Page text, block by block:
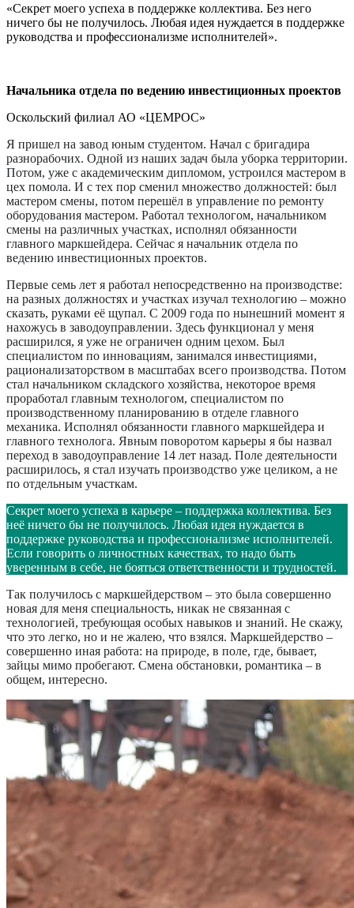
«Секрет моего успеха в поддержке коллектива. Без него
ничего бы не получилось. Любая идея нуждается в поддержке
руководства и профессионализме исполнителей».
Начальника отдела по ведению инвестиционных проектов
Оскольский филиал АО «ЦЕМРОС»
Я пришел на завод юным студентом. Начал с бригадира
разнорабочих. Одной из наших задач была уборка территории.
Потом, уже с академическим дипломом, устроился мастером в
цех помола. И с тех пор сменил множество должностей: был
мастером смены, потом перешёл в управление по ремонту
оборудования мастером. Работал технологом, начальником
смены на различных участках, исполнял обязанности
главного маркшейдера. Сейчас я начальник отдела по
ведению инвестиционных проектов.
Первые семь лет я работал непосредственно на производстве:
на разных должностях и участках изучал технологию – можно
сказать, руками её щупал. С 2009 года по нынешний момент я
нахожусь в заводоуправлении. Здесь функционал у меня
расширился, я уже не ограничен одним цехом. Был
специалистом по инновациям, занимался инвестициями,
рационализаторством в масштабах всего производства. Потом
стал начальником складского хозяйства, некоторое время
проработал главным технологом, специалистом по
производственному планированию в отделе главного
механика. Исполнял обязанности главного маркшейдера и
главного технолога. Явным поворотом карьеры я бы назвал
переход в заводоуправление 14 лет назад. Поле деятельности
расширилось, я стал изучать производство уже целиком, а не
по отдельным участкам.
Секрет моего успеха в карьере – поддержка коллектива. Без
неё ничего бы не получилось. Любая идея нуждается в
поддержке руководства и профессионализме исполнителей.
Если говорить о личностных качествах, то надо быть
уверенным в себе, не бояться ответственности и трудностей.
Так получилось с маркшейдерством – это была совершенно
новая для меня специальность, никак не связанная с
технологией, требующая особых навыков и знаний. Не скажу,
что это легко, но и не жалею, что взялся. Маркшейдерство –
совершенно иная работа: на природе, в поле, где, бывает,
зайцы мимо пробегают. Смена обстановки, романтика – в
общем, интересно.